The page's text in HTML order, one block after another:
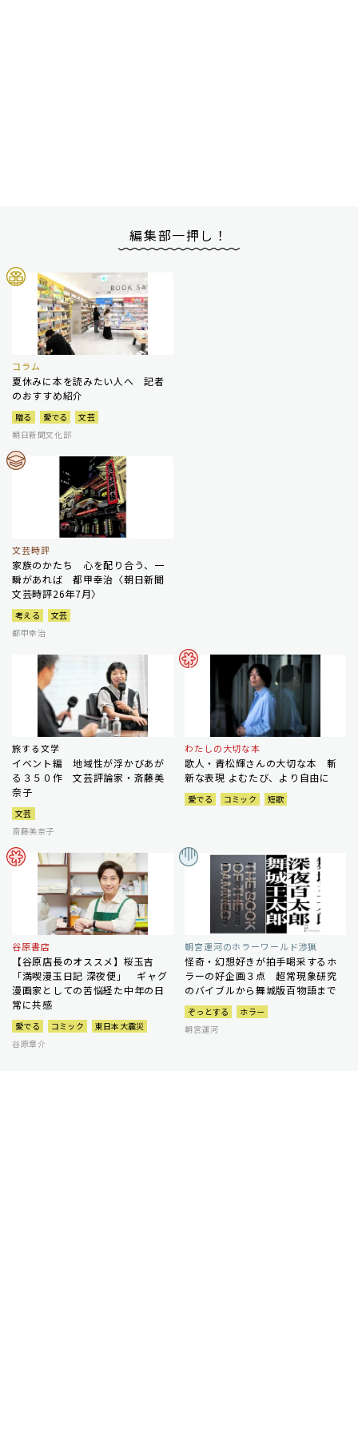
編集部一押し！
コラム
夏休みに本を読みたい人へ 記者
のおすすめ紹介
贈る 愛でる
文芸
朝日新聞文化部
文芸時評
家族のかたち 心を配り合う、一
瞬があれば 都甲幸治〈朝日新聞
文芸時評26年7月〉
考える
文芸
都甲幸治
旅する文学
イベント編 地域性が浮かびあが
る３５０作 文芸評論家・斎藤美
奈子
文芸
斎藤美奈子
わたしの大切な本
歌人・青松輝さんの大切な本 斬
新な表現 よむたび、より自由に
愛でる コミック 短歌
谷原書店
【谷原店長のオススメ】桜玉吉
「満喫漫玉日記 深夜便」 ギャグ
漫画家としての苦悩経た中年の日
常に共感
愛でる コミック
東日本大震災
谷原章介
朝宮運河のホラーワールド渉猟
怪奇・幻想好きが拍手喝采するホ
ラーの好企画３点 超常現象研究
のバイブルから舞城版百物語まで
ぞっとする
ホラー
朝宮運河